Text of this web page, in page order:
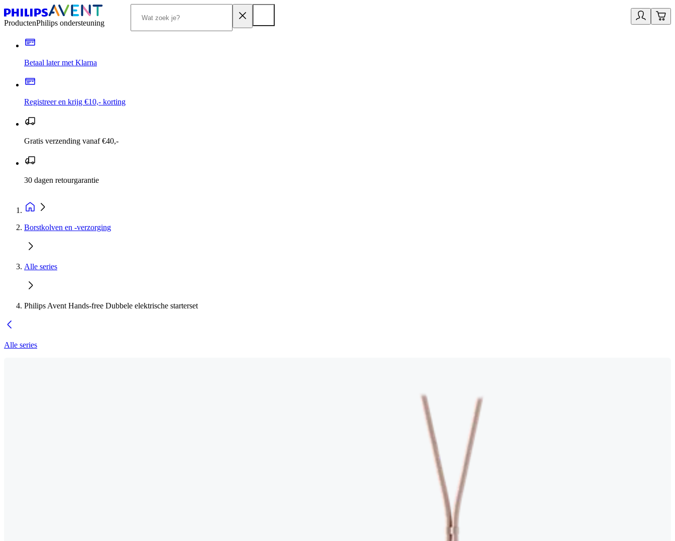
ProductenPhilips ondersteuning
Betaal later met Klarna
Registreer en krijg €10,- korting
Gratis verzending vanaf €40,-
30 dagen retourgarantie
Borstkolven en -verzorging
Alle series
Philips Avent Hands-free Dubbele elektrische starterset
Alle series